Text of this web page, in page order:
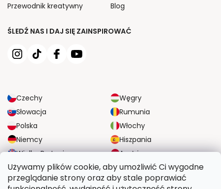
Używamy plików cookie, aby umożliwić Ci wygodne
przeglądanie strony oraz aby stale poprawiać
ŚLEDŹ NAS I DAJ SIĘ ZAINSPIROWAĆ
Czechy
Węgry
Słowacja
Rumunia
Polska
Włochy
Niemcy
Hiszpania
Wielka Brytania
Austria
Przewodnik kreatywny
Blog
NIEZAWODNE OPCJE DOSTAWY